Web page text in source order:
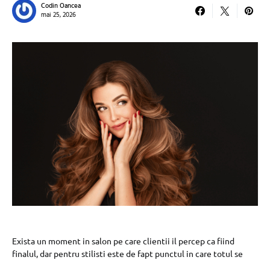
Codin Oancea
mai 25, 2026
Exista un moment in salon pe care clientii il percep ca fiind
finalul, dar pentru stilisti este de fapt punctul in care totul se